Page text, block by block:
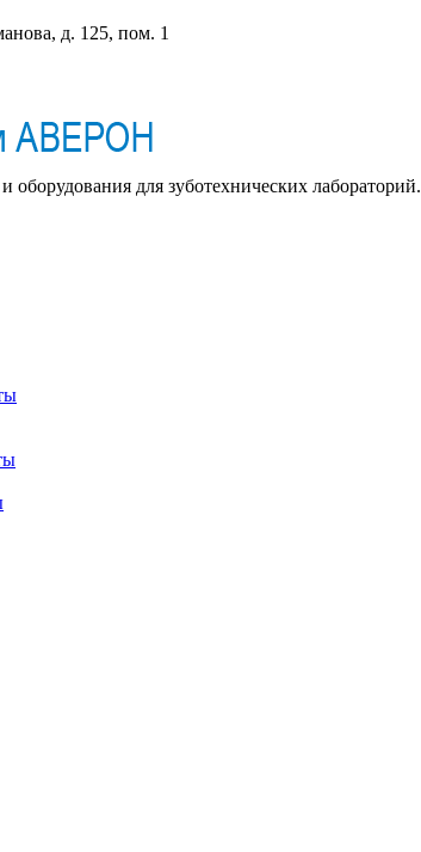
д. 125, пом. 1
оборудования для зуботехнических лабораторий.